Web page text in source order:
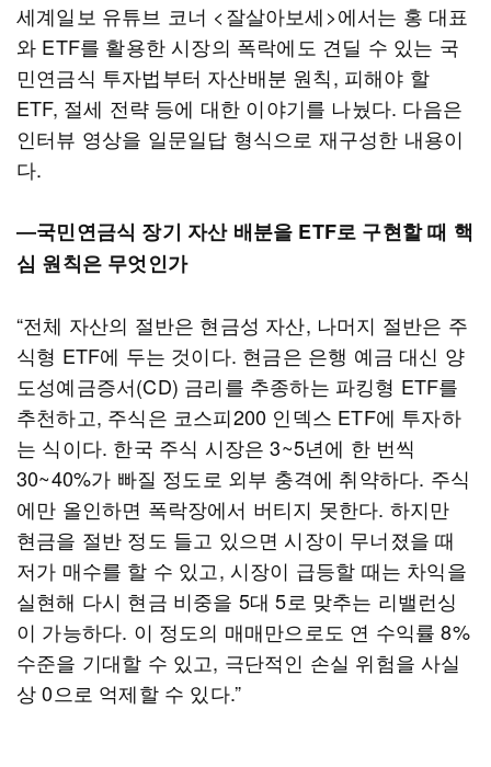
세계일보 유튜브 코너 <잘살아보세>에서는 홍 대표
와 ETF를 활용한 시장의 폭락에도 견딜 수 있는 국
민연금식 투자법부터 자산배분 원칙, 피해야 할
ETF, 절세 전략 등에 대한 이야기를 나눴다. 다음은
인터뷰 영상을 일문일답 형식으로 재구성한 내용이
다.
―국민연금식 장기 자산 배분을 ETF로 구현할 때 핵
심 원칙은 무엇인가
“전체 자산의 절반은 현금성 자산, 나머지 절반은 주
식형 ETF에 두는 것이다. 현금은 은행 예금 대신 양
도성예금증서(CD) 금리를 추종하는 파킹형 ETF를
추천하고, 주식은 코스피200 인덱스 ETF에 투자하
는 식이다. 한국 주식 시장은 3~5년에 한 번씩
30~40%가 빠질 정도로 외부 충격에 취약하다. 주식
에만 올인하면 폭락장에서 버티지 못한다. 하지만
현금을 절반 정도 들고 있으면 시장이 무너졌을 때
저가 매수를 할 수 있고, 시장이 급등할 때는 차익을
실현해 다시 현금 비중을 5대 5로 맞추는 리밸런싱
이 가능하다. 이 정도의 매매만으로도 연 수익률 8%
수준을 기대할 수 있고, 극단적인 손실 위험을 사실
상 0으로 억제할 수 있다.”